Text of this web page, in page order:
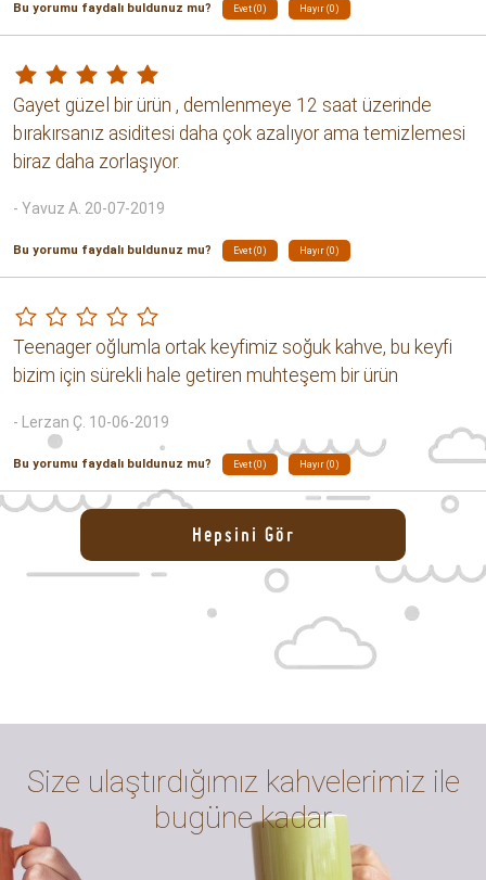
Bu yorumu faydalı buldunuz mu? Evet (0) Hayır (0)
Gayet güzel bir ürün , demlenmeye 12 saat üzerinde
bırakırsanız asiditesi daha çok azalıyor ama temizlemesi
biraz daha zorlaşıyor.
- Yavuz A. 20-07-2019
Bu yorumu faydalı buldunuz mu? Evet (0) Hayır (0)
Teenager oğlumla ortak keyfimiz soğuk kahve, bu keyfi
bizim için sürekli hale getiren muhteşem bir ürün
- Lerzan Ç. 10-06-2019
Bu yorumu faydalı buldunuz mu? Evet (0) Hayır (0)
Hepsini Gör
Size ulaştırdığımız kahvelerimiz ile
bugüne kadar